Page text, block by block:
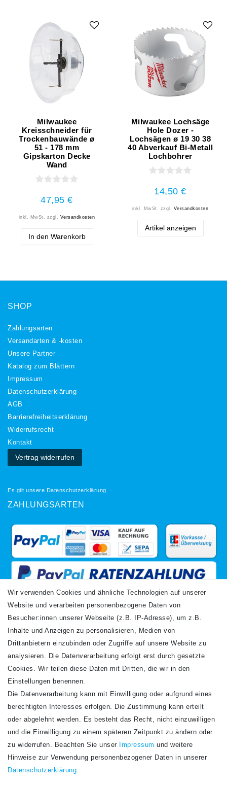
Milwaukee
Kreisschneider für
Trockenbauwände ø
51 - 178 mm
Gipskarton Decke
Wand
47,95 €
inkl. MwSt. zzgl. Versandkosten
In den Warenkorb
Milwaukee Lochsäge
Hole Dozer -
Lochsägen ø 19 30 38
40 Abverkauf Bi-Metall
Lochbohrer
14,50 €
inkl. MwSt. zzgl. Versandkosten
Artikel anzeigen
SHOP
Zahlungsarten
Versandarten & -kosten
Unsere Partner
Katalog zum Blättern
Impressum
Daten­schutz­erklärung
AGB
Barrierefreiheitserklärung
Widerrufs­recht
Kontakt
Vertrag widerrufen
Es gilt unsere Datenschutzerklärung
ZAHLUNGSARTEN
VERSANDARTEN
Newsletter
Honig
Hiermit bestätige ich, dass ich dieDaten­schutz­erklärunggelesen habe. Meine
Wir verwenden Cookies und ähnliche Technologien auf unserer
Website und verarbeiten personenbezogene Daten von
Besucher:innen unserer Webseite (z.B. IP-Adresse), um z.B.
Inhalte und Anzeigen zu personalisieren, Medien von
Drittanbietern einzubinden oder Zugriffe auf unsere Website zu
analysieren. Die Datenverarbeitung erfolgt erst durch gesetzte
Cookies. Wir teilen diese Daten mit Dritten, die wir in den
Einstellungen benennen.
Die Datenverarbeitung kann mit Einwilligung oder aufgrund eines
berechtigten Interesses erfolgen. Die Zustimmung kann erteilt
oder abgelehnt werden. Es besteht das Recht, nicht einzuwilligen
und die Einwilligung zu einem späteren Zeitpunkt zu ändern oder
zu widerrufen. Beachten Sie unser
Impressum und weitere
Hinweise zur Verwendung personenbezogener Daten in unserer
Daten­schutz­erklärung.